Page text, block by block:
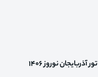
تور آذربایجان نوروز 1406